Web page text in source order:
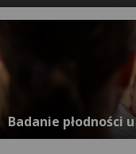
Badanie płodności